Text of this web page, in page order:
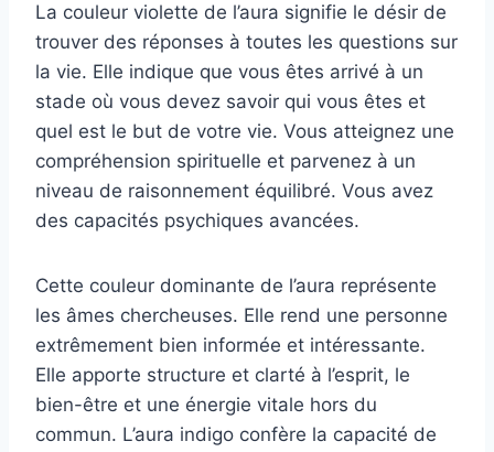
La couleur violette de l’aura signifie le désir de
trouver des réponses à toutes les questions sur
la vie. Elle indique que vous êtes arrivé à un
stade où vous devez savoir qui vous êtes et
quel est le but de votre vie. Vous atteignez une
compréhension spirituelle et parvenez à un
niveau de raisonnement équilibré. Vous avez
des capacités psychiques avancées.
Cette couleur dominante de l’aura représente
les âmes chercheuses. Elle rend une personne
extrêmement bien informée et intéressante.
Elle apporte structure et clarté à l’esprit, le
bien-être et une énergie vitale hors du
commun. L’aura indigo confère la capacité de